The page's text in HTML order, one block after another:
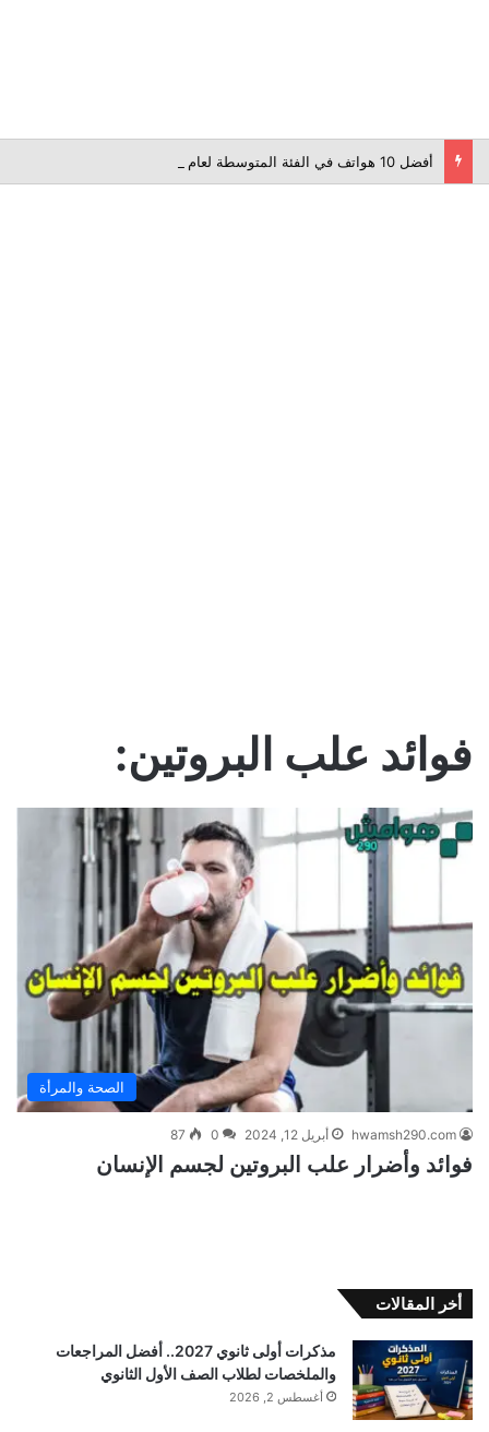
أفضل 10 هواتف في الفئة المتوسطة لعام 2026
فوائد علب البروتين:
الصحة والمرأة
hwamsh290.com أبريل 12, 2024 0
87
فوائد وأضرار علب البروتين لجسم الإنسان
أخر المقالات
مذكرات أولى ثانوي 2027.. أفضل المراجعات
والملخصات لطلاب الصف الأول الثانوي
أغسطس 2, 2026